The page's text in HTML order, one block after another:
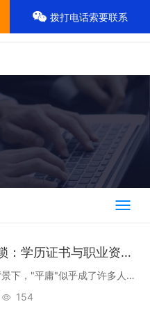
本地以证为剑，斩断平庸枷锁：学历证书与职业资格如何突破教育现状束缚
下，"平庸"似乎成了许多人难
能力与机会的错位，让不少人
154
拨打电话索要联系